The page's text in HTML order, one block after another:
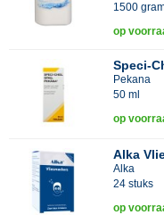
1500
op
Speci-
Pekana
50 ml
op
Alka
Alka
24 stuks
op